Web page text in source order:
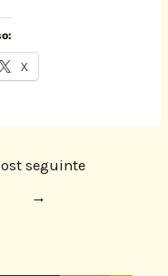
X
seguinte
→